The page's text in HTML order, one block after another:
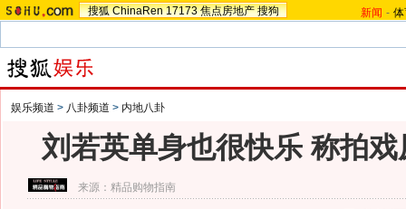
搜狐 ChinaRen 17173 焦点房地产 搜狗 新闻 -
娱乐频道 > 八卦频道 > 内地八卦
刘若英单身也很快乐 称拍
来源： 精品购物指南